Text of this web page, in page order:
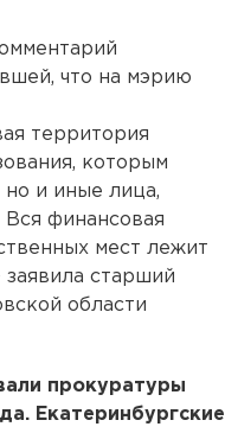
что на мэрию
территория
которым
но и иные лица,
финансовая
мест лежит
старший
области
прокуратуры
Екатеринбургские